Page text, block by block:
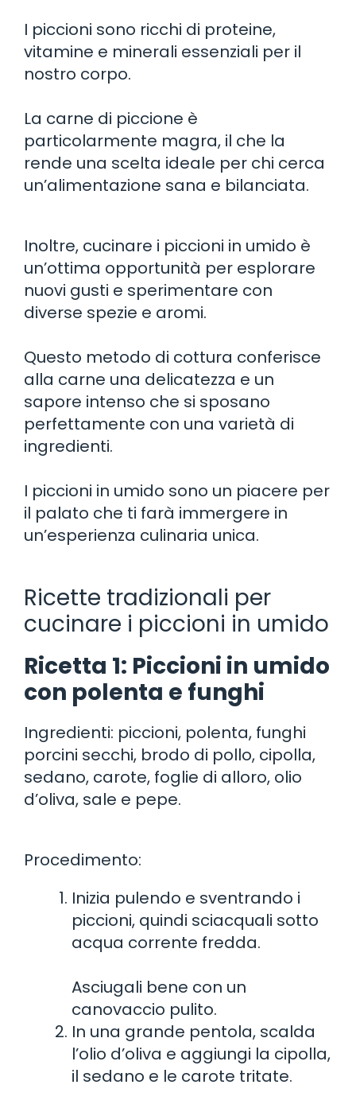
I piccioni sono ricchi di proteine,
vitamine e minerali essenziali per il
nostro corpo.
La carne di piccione è
particolarmente magra, il che la
rende una scelta ideale per chi cerca
un’alimentazione sana e bilanciata.
Inoltre, cucinare i piccioni in umido è
un’ottima opportunità per esplorare
nuovi gusti e sperimentare con
diverse spezie e aromi.
Questo metodo di cottura conferisce
alla carne una delicatezza e un
sapore intenso che si sposano
perfettamente con una varietà di
ingredienti.
I piccioni in umido sono un piacere per
il palato che ti farà immergere in
un’esperienza culinaria unica.
Ricette tradizionali per
cucinare i piccioni in umido
Ricetta 1: Piccioni in umido
con polenta e funghi
Ingredienti: piccioni, polenta, funghi
porcini secchi, brodo di pollo, cipolla,
sedano, carote, foglie di alloro, olio
d’oliva, sale e pepe.
Procedimento:
Inizia pulendo e sventrando i
piccioni, quindi sciacquali sotto
acqua corrente fredda.
Asciugali bene con un
canovaccio pulito.
In una grande pentola, scalda
l’olio d’oliva e aggiungi la cipolla,
il sedano e le carote tritate.